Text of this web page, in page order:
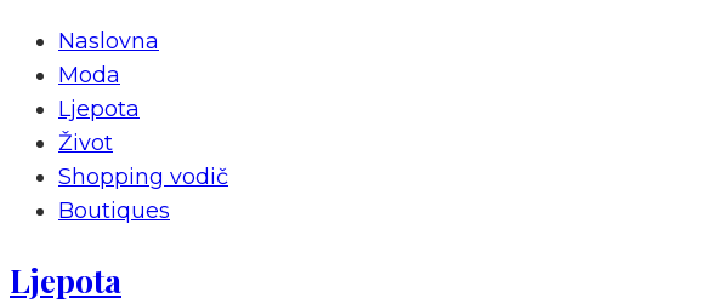
Naslovna
Moda
Ljepota
Život
Shopping vodič
Boutiques
Ljepota